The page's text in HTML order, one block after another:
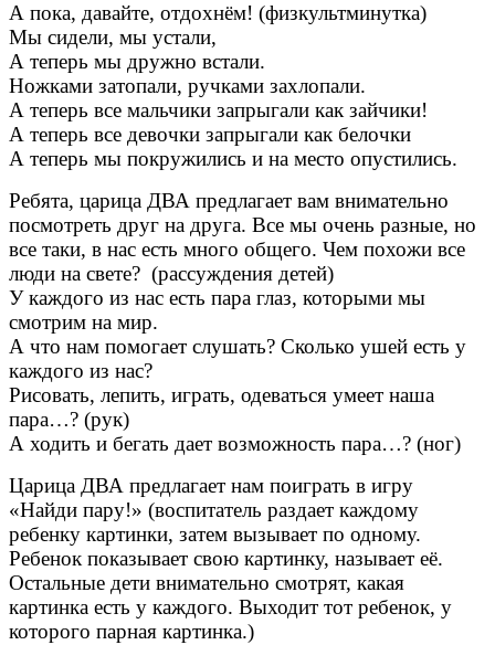
А пока, давайте, отдохнём! (физкультминутка)
Мы сидели, мы устали,
А теперь мы дружно встали.
Ножками затопали, ручками захлопали.
А теперь все мальчики запрыгали как зайчики!
А теперь все девочки запрыгали как белочки
А теперь мы покружились и на место опустились.
Ребята, царица ДВА предлагает вам внимательно
посмотреть друг на друга. Все мы очень разные, но
все таки, в нас есть много общего. Чем похожи все
люди на свете? (рассуждения детей)
У каждого из нас есть пара глаз, которыми мы
смотрим на мир.
А что нам помогает слушать? Сколько ушей есть у
каждого из нас?
Рисовать, лепить, играть, одеваться умеет наша
пара…? (рук)
А ходить и бегать дает возможность пара…? (ног)
Царица ДВА предлагает нам поиграть в игру
«Найди пару!» (воспитатель раздает каждому
ребенку картинки, затем вызывает по одному.
Ребенок показывает свою картинку, называет её.
Остальные дети внимательно смотрят, какая
картинка есть у каждого. Выходит тот ребенок, у
которого парная картинка.)